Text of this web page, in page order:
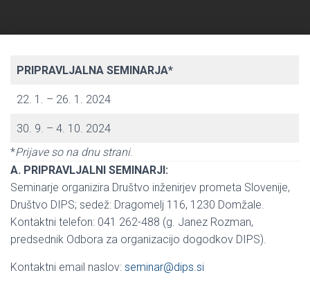
PRIPRAVLJALNA SEMINARJA*
22. 1. – 26. 1. 2024
30. 9. – 4. 10. 2024
*Prijave so na dnu strani.
A. PRIPRAVLJALNI SEMINARJI:
Seminarje organizira Društvo inženirjev prometa Slovenije,
Društvo DIPS; sedež: Dragomelj 116, 1230 Domžale.
Kontaktni telefon: 041 262-488 (g. Janez Rozman,
predsednik Odbora za organizacijo dogodkov DIPS).
Kontaktni email naslov: seminar@dips.si